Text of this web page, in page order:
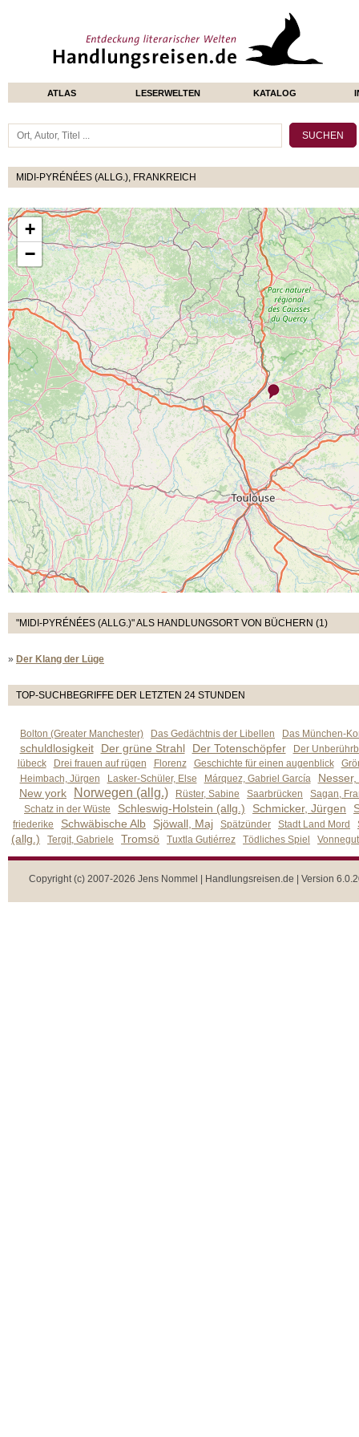
ATLAS LESERWELTEN KATALOG
MIDI-PYRÉNÉES (ALLG.), FRANKREICH
+
−
"MIDI-PYRÉNÉES (ALLG.)" ALS HANDLUNGSORT VON BÜCHERN (1)
» Der Klang der Lüge
TOP-SUCHBEGRIFFE DER LETZTEN 24 STUNDEN
Bolton (Greater Manchester) Das Gedächtnis der Libellen Das München-
schuldlosigkeit Der grüne Strahl Der Totenschöpfer
Der
lübeck
Drei frauen auf rügen Florenz Geschichte für einen augenblick
Heimbach, Jürgen
Lasker-Schüler, Else Márquez, Gabriel García
New york
Norwegen (allg.) Rüster, Sabine Saarbrücken
Sagan,
Schatz in der Wüste
Schleswig-Holstein (allg.) Schmicker, Jürgen
friederike Schwäbische Alb Sjöwall, Maj Spätzünder Stadt Land Mord
(allg.) Tergit, Gabriele Tromsö Tuxtla Gutiérrez Tödliches Spiel
Copyright (c) 2007-2026 Jens Nommel | Handlungsreisen.de | Version